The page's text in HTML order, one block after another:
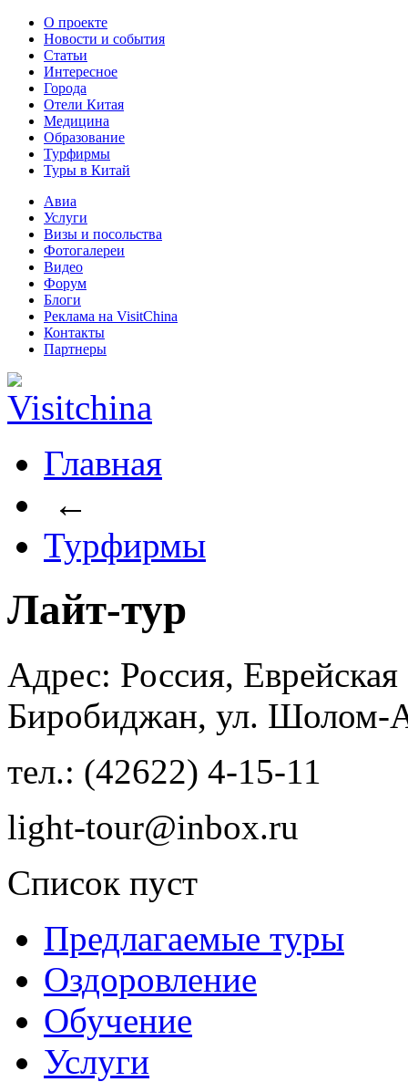
О проекте
Новости и события
Статьи
Интересное
Города
Отели Китая
Медицина
Образование
Турфирмы
Туры в Китай
Авиа
Услуги
Визы и посольства
Фотогалереи
Видео
Форум
Блоги
Реклама на VisitChina
Контакты
Партнеры
Главная
←
Турфирмы
Лайт-тур
Адрес: Россия, Еврейская
Биробиджан, ул. Шолом-
тел.: (42622) 4-15-11
light-tour@inbox.ru
Список пуст
Предлагаемые туры
Оздоровление
Обучение
Услуги